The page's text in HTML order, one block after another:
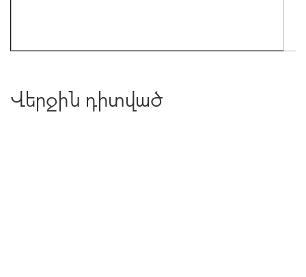
Վերջին դիտված